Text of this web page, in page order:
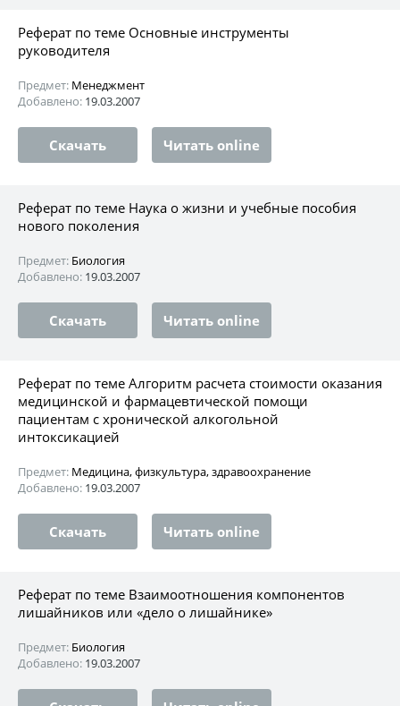
Реферат по теме Основные инструменты
руководителя
Предмет: Менеджмент
Добавлено: 19.03.2007
Скачать Читать online
Реферат по теме Наука о жизни и учебные пособия
нового поколения
Предмет: Биология
Добавлено: 19.03.2007
Скачать Читать online
Реферат по теме Алгоритм расчета стоимости оказания
медицинской и фармацевтической помощи
пациентам с хронической алкогольной
интоксикацией
Предмет: Медицина, физкультура, здравоохранение
Добавлено: 19.03.2007
Скачать Читать online
Реферат по теме Взаимоотношения компонентов
лишайников или «дело о лишайнике»
Предмет: Биология
Добавлено: 19.03.2007